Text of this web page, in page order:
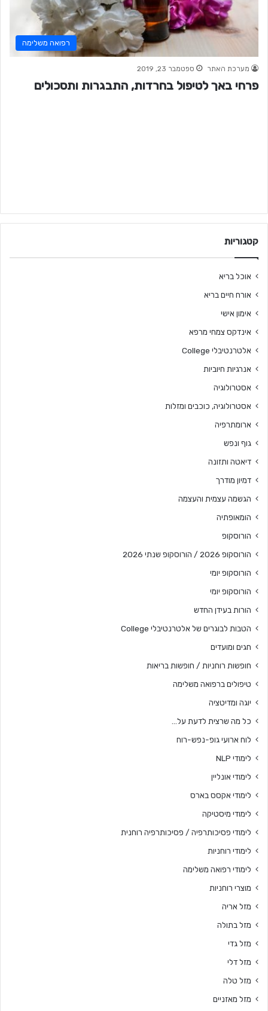
רפואה משלימה
מערכת האתר ספטמבר 23, 2019
פרחי באך לטיפול בחרדות, התבגרות ותסכולים
קטגוריות
אוכל בריא
אורח חיים בריא
אימון אישי
אינדקס צמחי מרפא
אלטרנטיבלי College
אנרגיות חיוביות
אסטרולוגיה
אסטרולוגיה, כוכבים ומזלות
ארומתרפיה
גוף ונפש
דיאטה ותזונה
דמיון מודרך
הגשמה עצמית והעצמה
הומאופתיה
הורוסקופ
הורוסקופ 2026 / הורוסקופ שנתי 2026
הורוסקופ יומי
הורוסקופ יומי
הורות בעידן החדש
הטבות לבוגרים של אלטרנטיבלי College
חגים ומועדים
חופשות רוחניות / חופשות בריאות
טיפולים ברפואה משלימה
יוגה ומדיטציה
כל מה שרצית לדעת על…
לוח ארועי גופ-נפש-רוח
לימודי NLP
לימודי אונליין
לימודי אקסס בארס
לימודי מיסטיקה
לימודי פסיכותרפיה / פסיכותרפיה רוחנית
לימודי רוחניות
לימודי רפואה משלימה
מוצרי רוחניות
מזל אריה
מזל בתולה
מזל גדי
מזל דלי
מזל טלה
מזל מאזניים